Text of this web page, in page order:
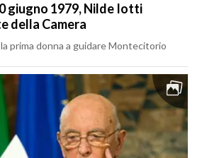
giugno 1979, Nilde Iotti
della Camera
prima donna a guidare Montecitorio